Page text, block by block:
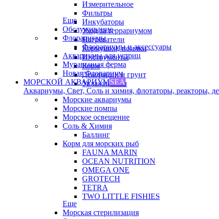
Измерительное
Фильтры
Инкубаторы
Уход за террариумом
Нагреватели
Кормушки, поилки
Инструменты
Корм
Декорации и грунт
Увлажнители
Еще
Обслуживание
Флорариумы
Флорариумы и аксессуары
Аквариумы для устриц
Муравьиная ферма
Новая Флорариум
МОРСКОЙ АКВАРИУМSEA
Аквариумы, Свет, Соль и химия, флотаторы, реакторы,
Морские аквариумы
Морские помпы
Морское освещение
Соль & Химия
Баллинг
Корм для морских рыб
FAUNA MARIN
OCEAN NUTRITION
OMEGA ONE
GROTECH
TETRA
TWO LITTLE FISHIES
Еще
Морская стерилизация